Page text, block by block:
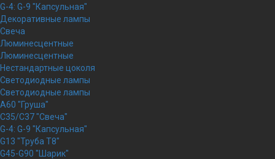
G-4: G-9 "Капсульная"
Декоративные лампы
Свеча
Люминесцентные
Люминесцентные
Нестандартные цоколя
Светодиодные лампы
Светодиодные лампы
A60 "Груша"
C35/C37 "Свеча"
G-4: G-9 "Капсульная"
G13 "Труба Т8"
G45-G90 "Шарик"